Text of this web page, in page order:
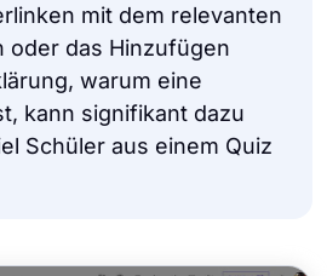
mit dem relevanten
oder das Hinzufügen
warum eine
kann signifikant dazu
Schüler aus einem Quiz